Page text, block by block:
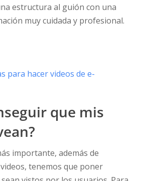
estructura al guión con una
muy cuidada y profesional.
para hacer videos de e-
que mis
importante, además de
tenemos que poner